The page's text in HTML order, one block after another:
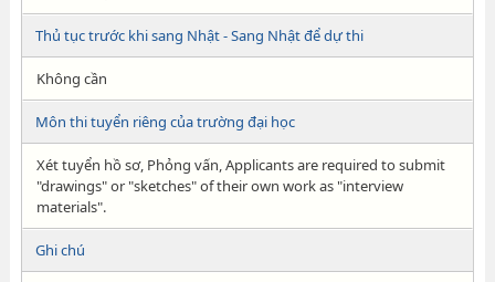
Thủ tục trước khi sang Nhật - Sang Nhật để dự thi
Không cần
Môn thi tuyển riêng của trường đại học
Xét tuyển hồ sơ, Phỏng vấn, Applicants are required to submit
"drawings" or "sketches" of their own work as "interview
materials".
Ghi chú